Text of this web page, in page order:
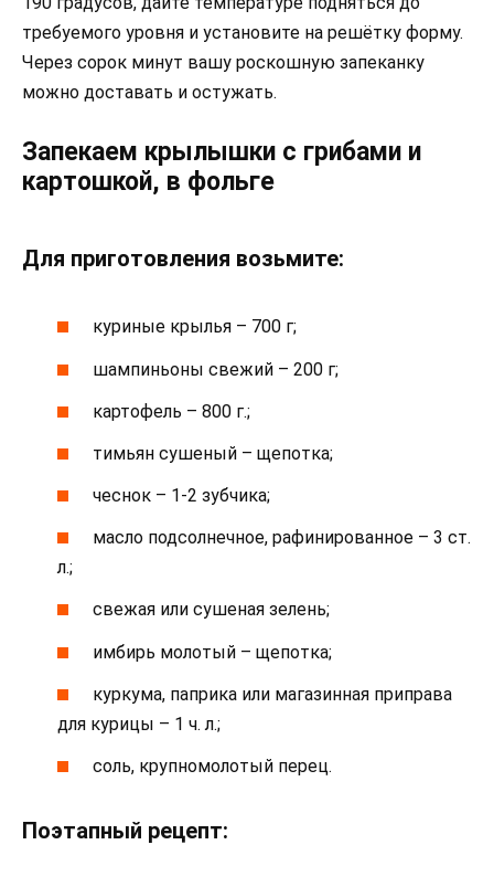
требуемого уровня и установите на решётку форму.
Через сорок минут вашу роскошную запеканку
можно доставать и остужать.
Запекаем крылышки с грибами и
картошкой, в фольге
Для приготовления возьмите:
куриные крылья – 700 г;
шампиньоны свежий – 200 г;
картофель – 800 г.;
тимьян сушеный – щепотка;
чеснок – 1-2 зубчика;
масло подсолнечное, рафинированное – 3 ст.
л.;
свежая или сушеная зелень;
имбирь молотый – щепотка;
куркума, паприка или магазинная приправа
для курицы – 1 ч. л.;
соль, крупномолотый перец.
Поэтапный рецепт: